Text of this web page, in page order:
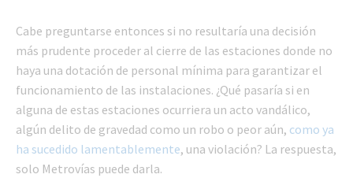
Cabe preguntarse entonces si no resultaría una decisión
más prudente proceder al cierre de las estaciones donde no
haya una dotación de personal mínima para garantizar el
funcionamiento de las instalaciones. ¿Qué pasaría si en
alguna de estas estaciones ocurriera un acto vandálico,
algún delito de gravedad como un robo o peor aún, como ya
ha sucedido lamentablemente, una violación? La respuesta,
solo Metrovías puede darla.